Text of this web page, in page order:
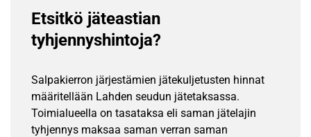
Etsitkö jäteastian
tyhjennyshintoja?
Salpakierron järjestämien jätekuljetusten hinnat
määritellään Lahden seudun jätetaksassa.
Toimialueella on tasataksa eli saman jätelajin
tyhjennys maksaa saman verran saman